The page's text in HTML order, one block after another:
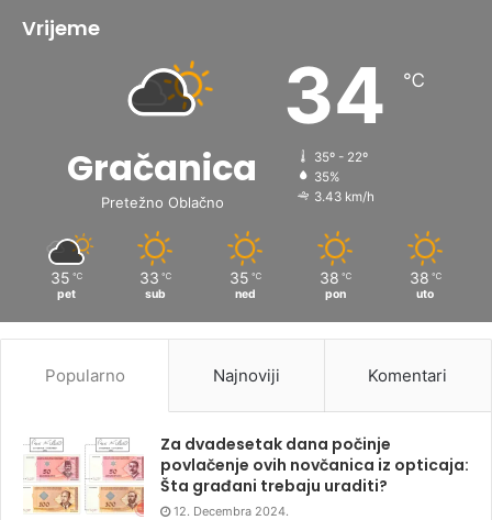
Vrijeme
Gračanica
Pretežno Oblačno
34 ℃
35º - 22º
35%
3.43 km/h
35 ℃
pet
33 ℃
sub
35 ℃
ned
38 ℃
pon
38 ℃
uto
Popularno Najnoviji Komentari
Za dvadesetak dana počinje
povlačenje ovih novčanica iz opticaja:
Šta građani trebaju uraditi?
12. Decembra 2024.